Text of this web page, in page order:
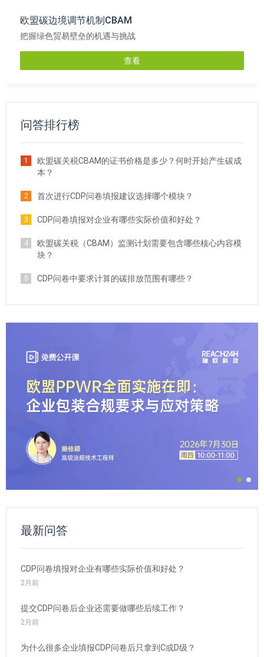
欧盟碳边境调节机制CBAM
把握绿色贸易壁垒的机遇与挑战
查看
问答排行榜
1
欧盟碳关税CBAM的证书价格是多少？何时开始产生碳成
本？
2 首次进行CDP问卷填报建议选择哪个模块？
3 CDP问卷填报对企业有哪些实际价值和好处？
4
欧盟碳关税（CBAM）监测计划需要包含哪些核心内容模
块？
5 CDP问卷中要求计算的碳排放范围有哪些？
最新问答
CDP问卷填报对企业有哪些实际价值和好处？
2月前
提交CDP问卷后企业还需要做哪些后续工作？
2月前
为什么很多企业填报CDP问卷后只拿到C或D级？